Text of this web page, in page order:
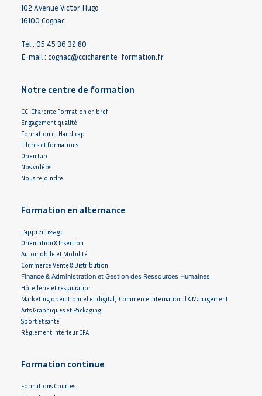
102 Avenue Victor Hugo
16100 Cognac
Tél : 05 45 36 32 80
E-mail : cognac@ccicharente-formation.fr
Notre centre de formation
CCI Charente Formation en bref
Engagement qualité
Formation et Handicap
Filères et formations
Open Lab
Nos vidéos
Nous rejoindre
Formation en alternance
L’apprentissage
Orientation & Insertion
Automobile et Mobilité
Commerce Vente & Distribution
Finance & Administration et Gestion des Ressources Humaines
Hôtellerie et restauration
Marketing opérationnel et digital, Commerce international & Management
Arts Graphiques et Packaging
Sport et santé
Règlement intérieur CFA
Formation continue
Formations Courtes